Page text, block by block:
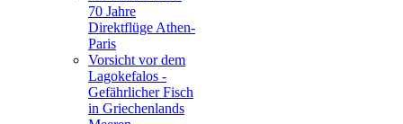
70 Jahre
Direktflüge Athen-
Paris
Vorsicht vor dem
Lagokefalos -
Gefährlicher Fisch
in Griechenlands